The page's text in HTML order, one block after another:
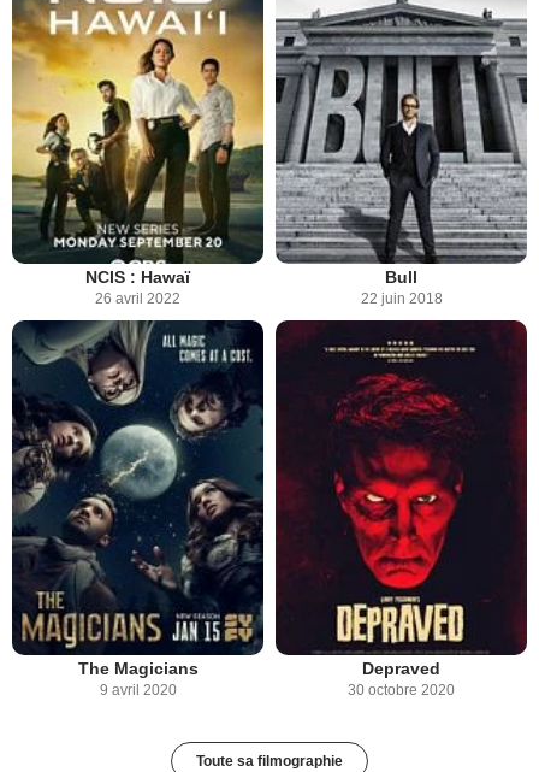
NCIS : Hawaï
26 avril 2022
Bull
22 juin 2018
The Magicians
9 avril 2020
Depraved
30 octobre 2020
Toute sa filmographie